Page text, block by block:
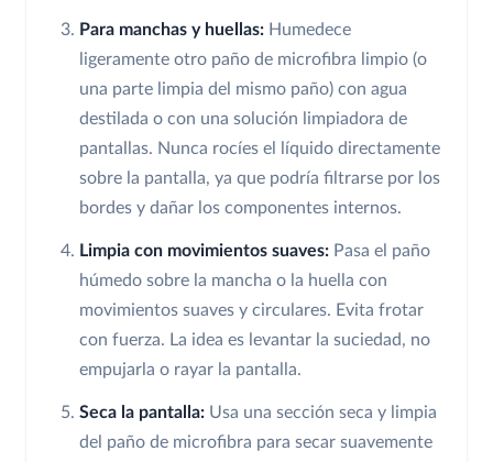
Para manchas y huellas: Humedece
ligeramente otro paño de microfibra limpio (o
una parte limpia del mismo paño) con agua
destilada o con una solución limpiadora de
pantallas. Nunca rocíes el líquido directamente
sobre la pantalla, ya que podría filtrarse por los
bordes y dañar los componentes internos.
Limpia con movimientos suaves: Pasa el paño
húmedo sobre la mancha o la huella con
movimientos suaves y circulares. Evita frotar
con fuerza. La idea es levantar la suciedad, no
empujarla o rayar la pantalla.
Seca la pantalla: Usa una sección seca y limpia
del paño de microfibra para secar suavemente